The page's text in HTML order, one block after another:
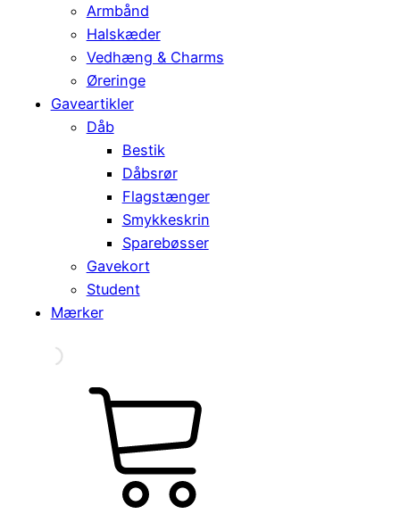
Armbånd
Halskæder
Vedhæng & Charms
Øreringe
Gaveartikler
Dåb
Bestik
Dåbsrør
Flagstænger
Smykkeskrin
Sparebøsser
Gavekort
Student
Mærker